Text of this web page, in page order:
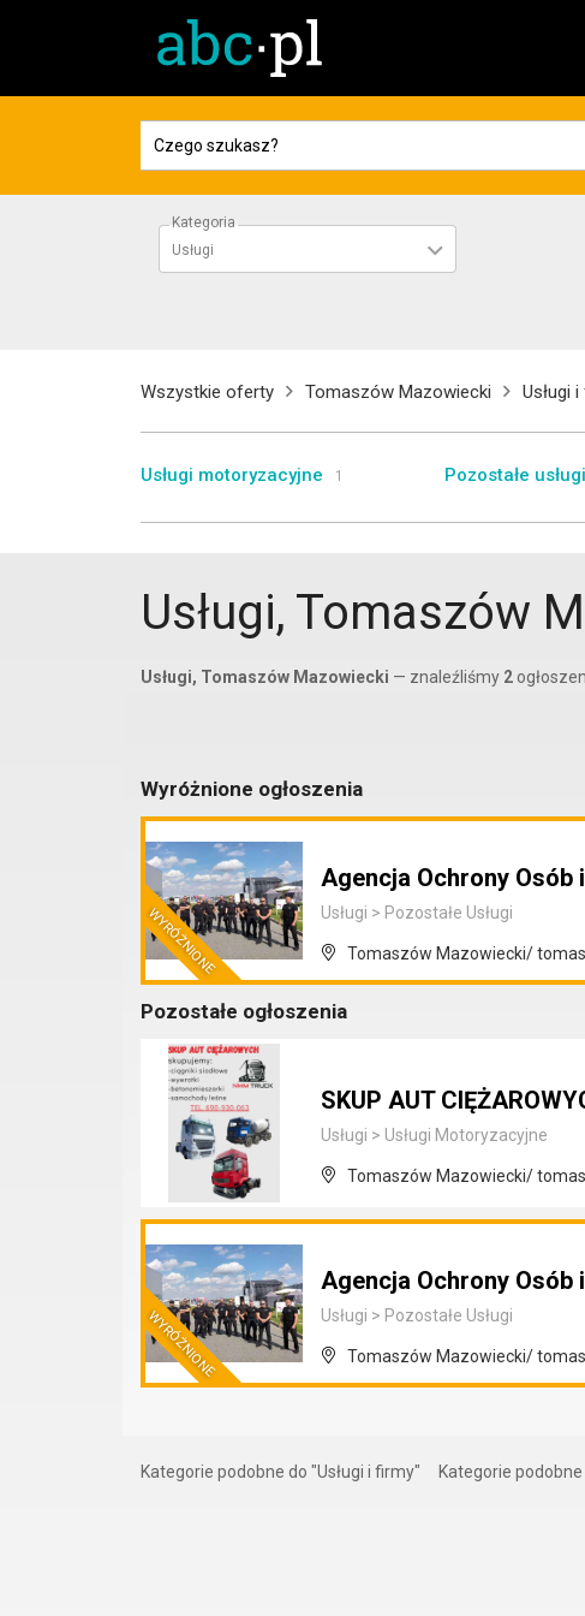
Kategoria
Usługi
Wszystkie oferty Tomaszów Mazowiecki Usługi
Usługi motoryzacyjne 1 Pozostałe usługi
Usługi, Tomaszów
Usługi, Tomaszów Mazowiecki — znaleźliśmy 2
Wyróżnione ogłoszenia
Agencja Ochrony Osób
Usługi > Pozostałe Usługi
Tomaszów Mazowiecki/
Pozostałe ogłoszenia
SKUP AUT
Usługi > Usługi Motoryzacyjne
Tomaszów Mazowiecki/
Agencja Ochrony Osób
Usługi > Pozostałe Usługi
Tomaszów Mazowiecki/
Kategorie podobne do "Usługi i firmy" Kategorie podobne